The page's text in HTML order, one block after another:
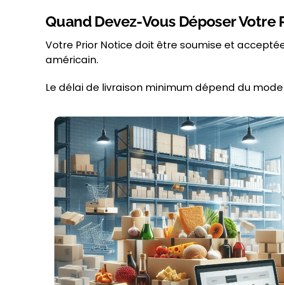
Quand Devez-Vous Déposer Votre
Votre Prior Notice doit être soumise et
américain.
Le délai de livraison minimum dépend du mode